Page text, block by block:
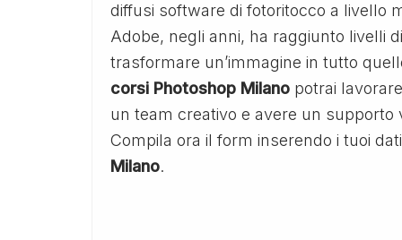
diffusi software di fotoritocco a livello
Adobe, negli anni, ha raggiunto livelli
trasformare un’immagine in tutto
corsi Photoshop Milano potrai
un team creativo e avere un
Compila ora il form inserendo i tuoi
Milano.